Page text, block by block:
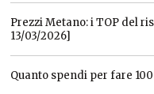
Prezzi Metano: i TOP del
13/03/2026]
Quanto spendi per fare